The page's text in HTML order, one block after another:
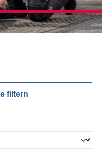
filtern